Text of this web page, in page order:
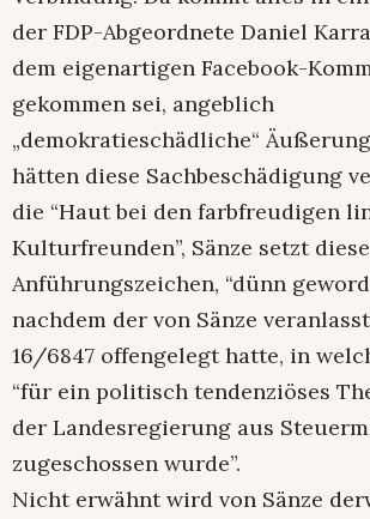
der FDP-Abgeordnete Daniel
dem eigenartigen Facebook-
gekommen sei, angeblich
„demokratieschädliche“
hätten diese Sachbeschädigung
die “Haut bei den farbfreudigen
Kulturfreunden”, Sänze setzt
Anführungszeichen, “dünn
nachdem der von Sänze
16/6847 offengelegt hatte, in
“für ein politisch tendenziöses
der Landesregierung aus
zugeschossen wurde”.
Nicht erwähnt wird von Sänze